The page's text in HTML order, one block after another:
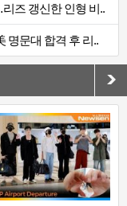
즈 갱신한 인형 비..
명문대 합격 후 리..